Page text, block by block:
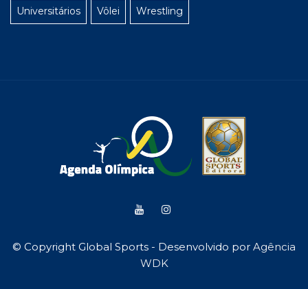
Universitários Vôlei Wrestling
© Copyright Global Sports - Desenvolvido por Agência
WDK